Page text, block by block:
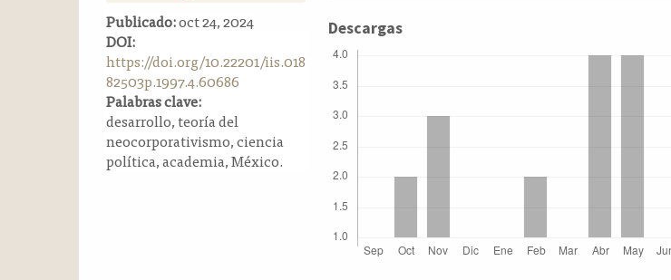
Publicado:oct 24, 2024
DOI:
https://doi.org/10.22201/iis.018
82503p.1997.4.60686
Palabras clave:
desarrollo, teoría del
neocorporativismo, ciencia
política, academia, México.
Descargas